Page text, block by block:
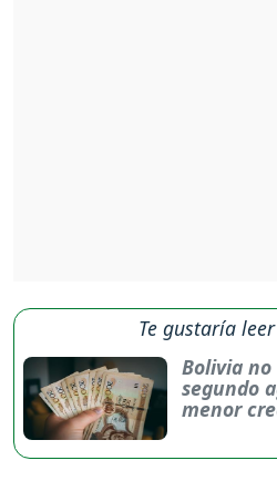
Te gustaría
Bolivia
segundo
menor